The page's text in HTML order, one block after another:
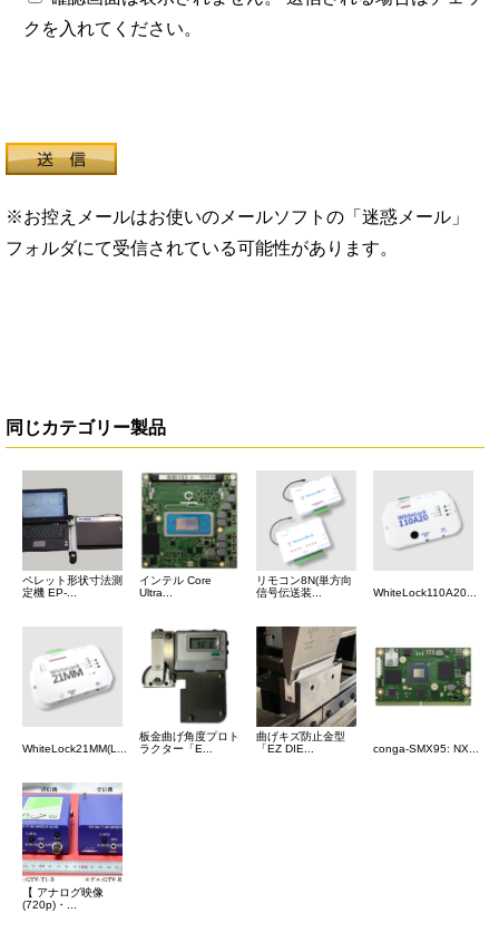
クを入れてください。
※お控えメールはお使いのメールソフトの「迷惑メール」
フォルダにて受信されている可能性があります。
同じカテゴリー製品
ペレット形状寸法測
定機 EP-...
インテル Core
Ultra...
リモコン8N(単方向
信号伝送装...
WhiteLock110A20...
WhiteLock21MM(L...
板金曲げ角度プロト
ラクター「E...
曲げキズ防止金型
「EZ DIE...
conga-SMX95: NX...
【 アナログ映像
(720p)・...